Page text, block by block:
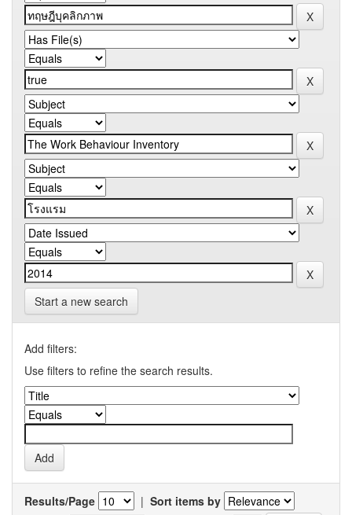
Start a new search
Add filters:
Use filters to refine the search results.
Results/Page | Sort items by